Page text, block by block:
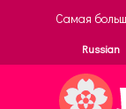
Самая
Russian